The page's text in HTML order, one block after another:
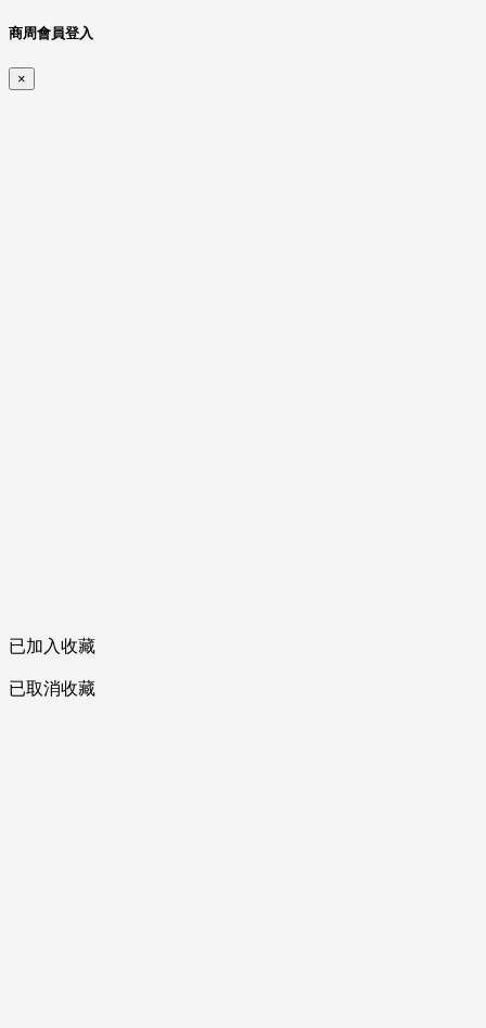
商周會員登入
×
已加入收藏
已取消收藏